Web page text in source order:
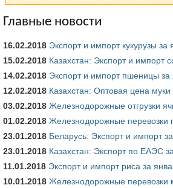
Главные новости
16.02.2018 Экспорт и импорт кукурузы
15.02.2018 Казахстан: Экспорт и импорт
14.02.2018 Экспорт и импорт пшеницы
12.02.2018 Казахстан: Оптовая цена
03.02.2018 Железнодорожные отгрузки
01.02.2018 Железнодорожные перевозки
23.01.2018 Беларусь: Экспорт и импорт
23.01.2018 Казахстан: Экспорт по ЕАЭС
11.01.2018 Экспорт и импорт риса за
10.01.2018 Железнодорожные перевозки